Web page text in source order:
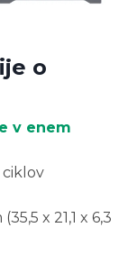
o
v enem
ciklov
x 21,1 x 6,3